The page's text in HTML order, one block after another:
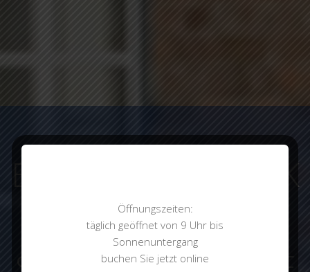
ENTDECKE LÜBECK
VON SEINER
Öffnungszeiten:
täglich geöffnet von 9 Uhr bis
Sonnenuntergang
buchen Sie jetzt online